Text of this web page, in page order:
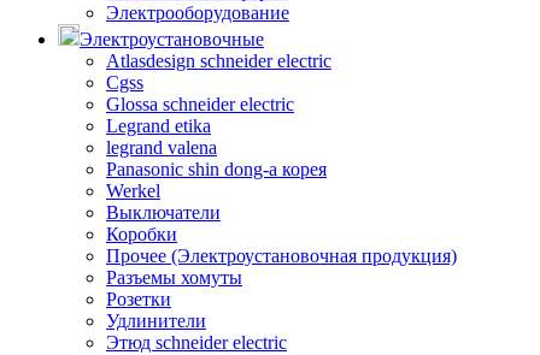
Электрооборудование
Электроустановочные
Atlasdesign schneider electric
Cgss
Glossa schneider electric
Legrand etika
legrand valena
Panasonic shin dong-a корея
Werkel
Выключатели
Коробки
Прочее (Электроустановочная продукция)
Разъемы хомуты
Розетки
Удлинители
Этюд schneider electric